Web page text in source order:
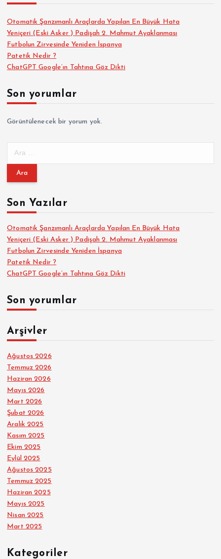
Otomatik Şanzımanlı Araçlarda Yapılan En Büyük Hata
Yeniçeri (Eski Asker ) Padişah 2. Mahmut Ayaklanması
Futbolun Zirvesinde Yeniden İspanya
Patetik Nedir ?
ChatGPT Google’ın Tahtına Göz Dikti
Son yorumlar
Görüntülenecek bir yorum yok.
m
:Son Yazılar
Otomatik Şanzımanlı Araçlarda Yapılan En Büyük Hata
Yeniçeri (Eski Asker ) Padişah 2. Mahmut Ayaklanması
Futbolun Zirvesinde Yeniden İspanya
Patetik Nedir ?
ChatGPT Google’ın Tahtına Göz Dikti
Son yorumlar
Arşivler
Ağustos 2026
Temmuz 2026
Haziran 2026
Mayıs 2026
Mart 2026
Şubat 2026
Aralık 2025
Kasım 2025
Ekim 2025
Eylül 2025
Ağustos 2025
Temmuz 2025
Haziran 2025
Mayıs 2025
Nisan 2025
Mart 2025
Kategoriler